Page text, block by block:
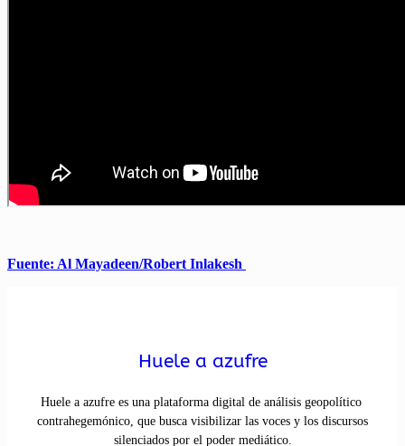
Fuente: Al Mayadeen/Robert Inlakesh
Huele a azufre
Huele a azufre es una plataforma digital de análisis geopolítico
contrahegemónico, que busca visibilizar las voces y los discursos
silenciados por el poder mediático.